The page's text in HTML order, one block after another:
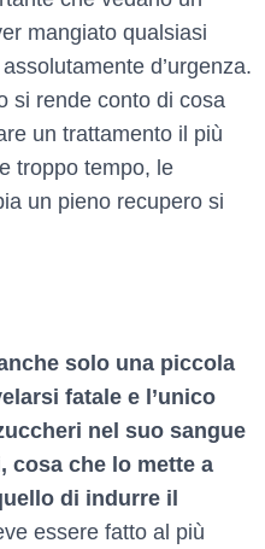
mangiato qualsiasi
d’urgenza.
si rende conto di cosa
un trattamento il più
troppo tempo, le
un pieno recupero si
solo una piccola
fatale e l’unico
nel suo sangue
cosa che lo mette a
di indurre il
essere fatto al più